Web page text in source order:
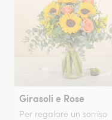
Girasoli e Rose
Per regalare un sorriso